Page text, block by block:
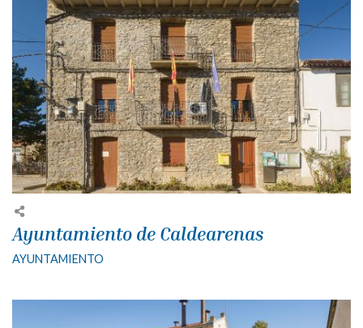
Ayuntamiento de Caldearenas
AYUNTAMIENTO